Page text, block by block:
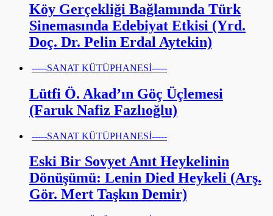
Köy Gerçekliği Bağlamında Türk
Sinemasında Edebiyat Etkisi (Yrd.
Doç. Dr. Pelin Erdal Aytekin)
-----SANAT KÜTÜPHANESİ-----
Lütfi Ö. Akad’ın Göç Üçlemesi
(Faruk Nafiz Fazlıoğlu)
-----SANAT KÜTÜPHANESİ-----
Eski Bir Sovyet Anıt Heykelinin
Dönüşümü: Lenin Died Heykeli (Arş.
Gör. Mert Taşkın Demir)